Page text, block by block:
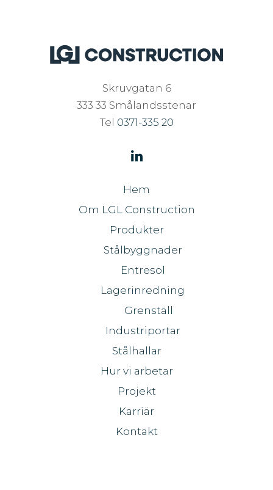
Skruvgatan 6
333 33 Smålandsstenar
Tel 0371-335 20
Hem
Om LGL Construction
Produkter
Stålbyggnader
Entresol
Lagerinredning
Grenställ
Industriportar
Stålhallar
Hur vi arbetar
Projekt
Karriär
Kontakt